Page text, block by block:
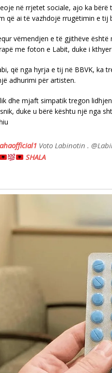
në rrjetet sociale, ajo ka
që ai të vazhdojë rrugëtimin e tij
vëmendjen e të gjithëve
me foton e Labit, duke i kthyer
që nga hyrja e tij në BBVK, ka
adhurimi për artisten.
dhe mjaft simpatik tregon
duke u bërë kështu një nga
Voto Labinotin .
SHALA